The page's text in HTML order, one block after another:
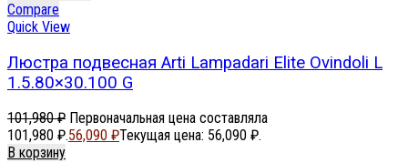
Compare
Quick View
Люстра подвесная Arti Lampadari Elite Ovindoli L
1.5.80×30.100 G
101,980₽ Первоначальная цена составляла
101,980 ₽.56,090 ₽Текущая цена: 56,090 ₽.
В корзину